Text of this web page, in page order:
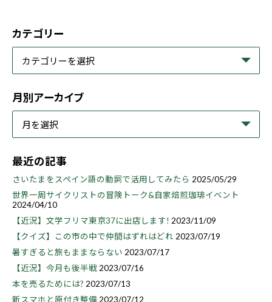
カテゴリー
月別アーカイブ
最近の記事
さいたまをスペイン語の動詞で活用してみたら 2025/05/29
世界一周サイクリストの冒険トーク&自家焙煎珈琲イベント
2024/04/10
【近況】文学フリマ東京37に出店します! 2023/11/09
【クイズ】この市の中で仲間はずれはどれ 2023/07/19
暑すぎると旅もままならない 2023/07/17
【近況】今月も後半戦 2023/07/16
本を売るためには? 2023/07/13
新スマホと原付き整備2023/07/12